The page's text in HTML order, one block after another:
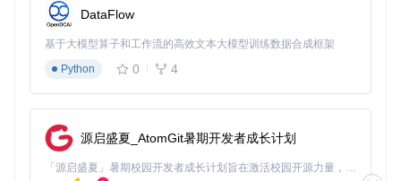
3. 如何通过数学方程统一描述所有圆锥曲线？
所有圆锥曲线都可以用一个统一的二次方程表示：
= 0
Ax2 +Bxy +Cy2 +Dx+Ey +F = 0
通过调整系数A、B、C、D、E、F，我们可以得到不同类型的
圆锥曲线。这种统一性不仅具有数学美感，也为计算机绘制和
参数化控制提供了便利。
DataFlow
基于大模型算子和工作流的高效文本大模型训练数据合成框架
Python
0 4
源启盛夏_AtomGit暑期开发者成长计划
「源启盛夏」暑期校园开发者成长计划旨在激活校园开源力量，通过积分激励、认证扶持、资源倾斜等形式，引导高校组织和开发者完成「入驻 — 建项目 — 做贡献 — 获认证 — 得资源」的完整闭环。无论你是想带领社团入驻平台的组织者，还是希望用代码贡献证明自己的开发者，都能在这里找到属于你的成长路径。